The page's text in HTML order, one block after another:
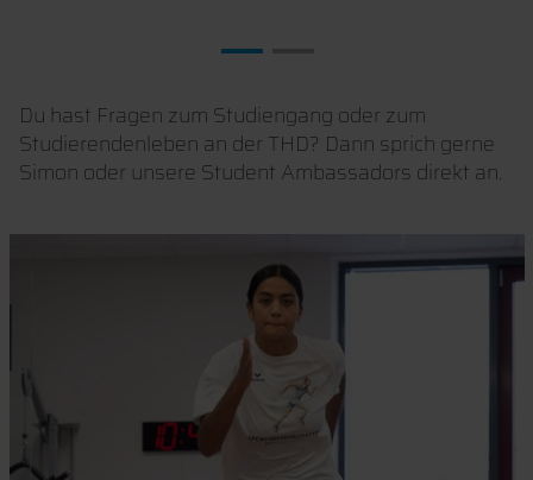
Du hast Fragen zum Studiengang oder zum
Studierendenleben an der THD? Dann sprich gerne
Simon oder unsere Student Ambassadors direkt an.